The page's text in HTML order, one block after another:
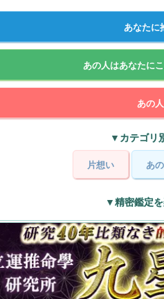
あなたに
あの人はあなたに
あの
▼カテゴリ
片想い あ
▼精密鑑定